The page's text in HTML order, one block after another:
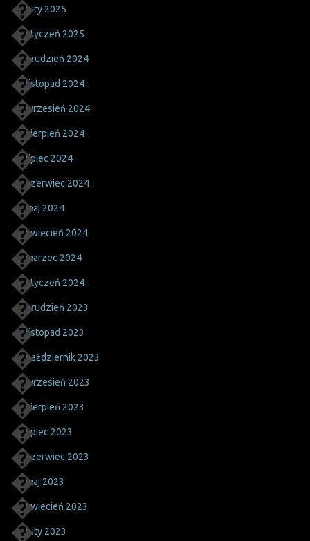
luty 2025
styczeń 2025
grudzień 2024
listopad 2024
wrzesień 2024
sierpień 2024
lipiec 2024
czerwiec 2024
maj 2024
kwiecień 2024
marzec 2024
styczeń 2024
grudzień 2023
listopad 2023
październik 2023
wrzesień 2023
sierpień 2023
lipiec 2023
czerwiec 2023
maj 2023
kwiecień 2023
luty 2023